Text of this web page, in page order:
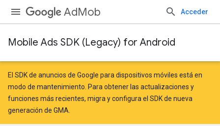
AdMob Acceder
Mobile Ads SDK (Legacy) for Android
El SDK de anuncios de Google para dispositivos móviles está en
modo de mantenimiento. Para obtener las actualizaciones y
funciones más recientes, migra yconfigura el SDK de nueva
generación de GMA